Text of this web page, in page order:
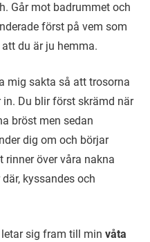
Går mot badrummet och
först på vem som
du är ju hemma.
mig sakta så att trosorna
Du blir först skrämd när
bröst men sedan
dig om och börjar
rinner över våra nakna
kyssandes och
sig fram till min våta